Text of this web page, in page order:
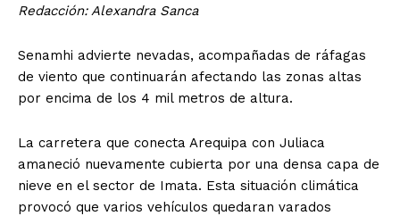
Redacción: Alexandra Sanca
Senamhi advierte nevadas, acompañadas de ráfagas
de viento que continuarán afectando las zonas altas
por encima de los 4 mil metros de altura.
La carretera que conecta Arequipa con Juliaca
amaneció nuevamente cubierta por una densa capa de
nieve en el sector de Imata. Esta situación climática
provocó que varios vehículos quedaran varados